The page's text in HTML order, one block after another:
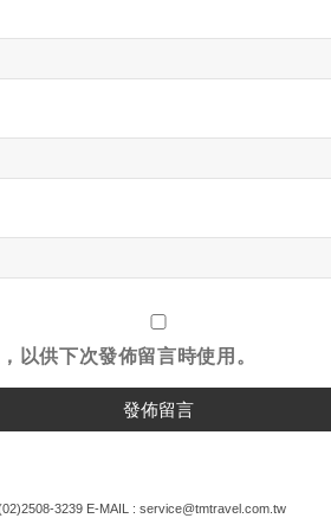
以供下次發佈留言時使用。
3239 E-MAIL : service@tmtravel.com.tw